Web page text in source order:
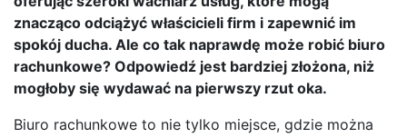
znacząco odciążyć właścicieli firm i zapewnić im
spokój ducha. Ale co tak naprawdę może robić biuro
rachunkowe? Odpowiedź jest bardziej złożona, niż
mogłoby się wydawać na pierwszy rzut oka.
Biuro rachunkowe to nie tylko miejsce, gdzie można